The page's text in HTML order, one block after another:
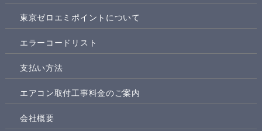
東京ゼロエミポイントについて
エラーコードリスト
支払い方法
エアコン取付工事料金のご案内
会社概要